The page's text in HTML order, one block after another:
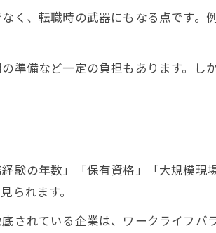
く、転職時の武器にもなる点です。
備など一定の負担もあります。し
験の年数」「保有資格」「大規模現
られます。
されている企業は、ワークライフバ